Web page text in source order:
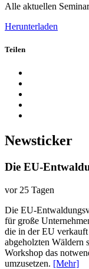
Alle aktuellen
Herunterladen
Teilen
Newsticker
Die EU-
vor 25 Tagen
Die EU-
für große
die in der EU
abgeholzten Wäldern
Workshop das
umzusetzen. [Mehr]